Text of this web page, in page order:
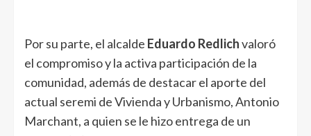
Por su parte, el alcalde Eduardo Redlichvaloró
el compromiso y la activa participación de la
comunidad, además de destacar el aporte del
actual seremi de Vivienda y Urbanismo, Antonio
Marchant, a quien se le hizo entrega de un